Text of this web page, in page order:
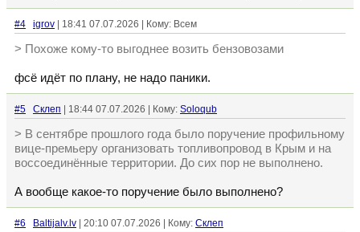
#4 igrov | 18:41 07.07.2026 | Кому: Всем
> Похоже кому-то выгоднее возить бензовозами
фсё идёт по плану, не надо паники.
#5 Склеп | 18:44 07.07.2026 | Кому: Soloqub
> В сентябре прошлого года было поручение профильному
вице-премьеру организовать топливопровод в Крым и на
воссоединённые территории. До сих пор не выполнено.
А вообще какое-то поручение было выполнено?
#6 Baltijalv.lv | 20:10 07.07.2026 | Кому: Склеп